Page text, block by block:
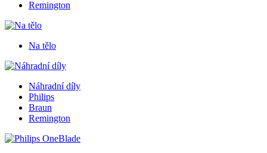
Remington
Na tělo
Náhradní díly
Philips
Braun
Remington